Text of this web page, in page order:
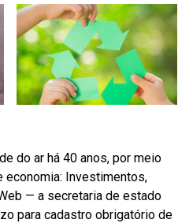
do ar há 40 anos, por meio
Investimentos,
— a secretaria de estado
para cadastro obrigatório de